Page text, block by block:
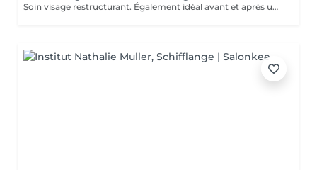
Soin visage restructurant. Également idéal avant et après une intervention chirurgicale esthétique.